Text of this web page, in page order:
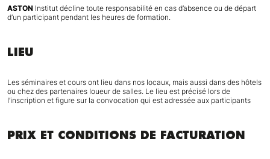
ASTON Institut décline toute responsabilité en cas d’absence ou de départ
d’un participant pendant les heures de formation.
LIEU
Les séminaires et cours ont lieu dans nos locaux, mais aussi dans des hôtels
ou chez des partenaires loueur de salles. Le lieu est précisé lors de
l’inscription et figure sur la convocation qui est adressée aux participants
PRIX ET CONDITIONS DE FACTURATION